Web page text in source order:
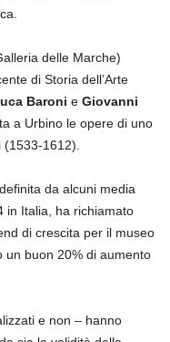
delle Marche)
di Storia dell’Arte
Baroni e Giovanni
a Urbino le opere di uno
1612).
da alcuni media
in Italia, ha richiamato
di crescita per il museo
un buon 20% di aumento
e non – hanno